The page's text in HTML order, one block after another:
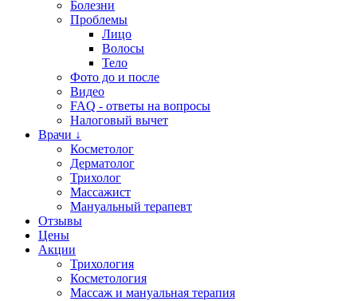
Болезни
Проблемы
Лицо
Волосы
Тело
Фото до и после
Видео
FAQ - ответы на вопросы
Налоговый вычет
Врачи ↓
Косметолог
Дерматолог
Трихолог
Массажист
Мануальный терапевт
Отзывы
Цены
Акции
Трихология
Косметология
Массаж и мануальная терапия